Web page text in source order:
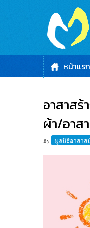
หน้าแรก
อาสาส
ผ้า/อาส
By มูลนิธิอาสาส